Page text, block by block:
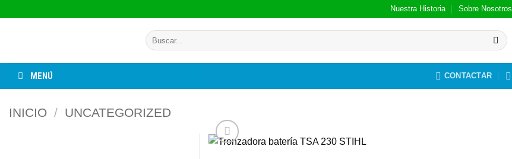
Nuestra Historia Sobre Nosotros
Buscar
por:
MENÚ CONTACTAR
INICIO / UNCATEGORIZED